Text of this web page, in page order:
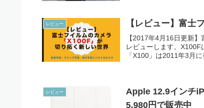
レビュー 【レビュー】富士
【2017年4月16日更新
レビューします。
「X100」は2011年3月
レビュー
Apple 12.9インチ
5,980円で販売中